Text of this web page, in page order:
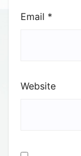
Email *
Website